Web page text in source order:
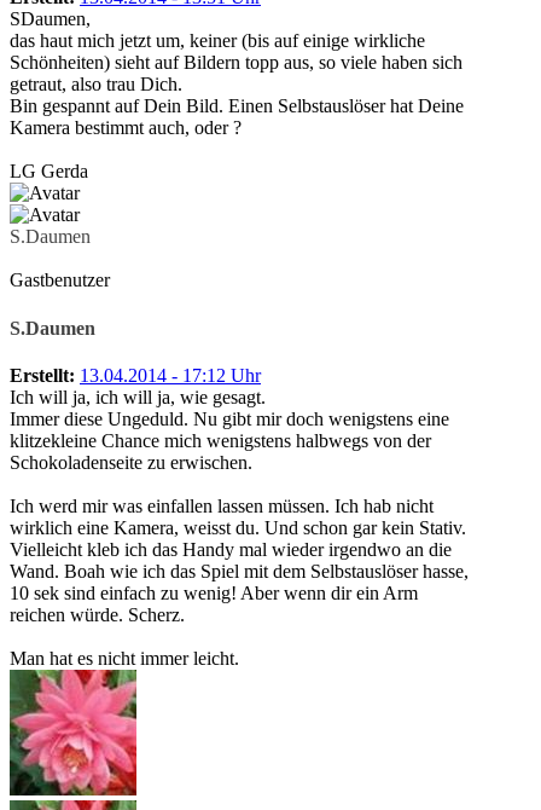
SDaumen,
das haut mich jetzt um, keiner (bis auf einige wirkliche
Schönheiten) sieht auf Bildern topp aus, so viele haben sich
getraut, also trau Dich.
Bin gespannt auf Dein Bild. Einen Selbstauslöser hat Deine
Kamera bestimmt auch, oder ?
LG Gerda
S.Daumen
Gastbenutzer
S.Daumen
Erstellt: 13.04.2014 - 17:12 Uhr
Ich will ja, ich will ja, wie gesagt.
Immer diese Ungeduld. Nu gibt mir doch wenigstens eine
klitzekleine Chance mich wenigstens halbwegs von der
Schokoladenseite zu erwischen.
Ich werd mir was einfallen lassen müssen. Ich hab nicht
wirklich eine Kamera, weisst du. Und schon gar kein Stativ.
Vielleicht kleb ich das Handy mal wieder irgendwo an die
Wand. Boah wie ich das Spiel mit dem Selbstauslöser hasse,
10 sek sind einfach zu wenig! Aber wenn dir ein Arm
reichen würde. Scherz.
Man hat es nicht immer leicht.